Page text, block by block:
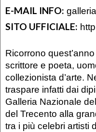
E-MAIL INFO:
SITO UFFICIALE:
Ricorrono
scrittore e poeta,
collezionista d’arte.
traspare infatti dai
Galleria Nazionale
del Trecento alla
tra i più celebri artisti